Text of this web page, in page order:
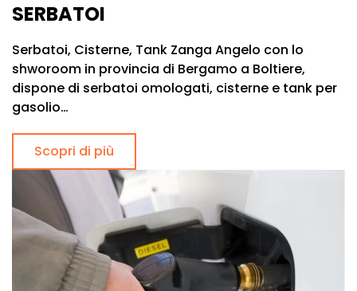
SERBATOI
Serbatoi, Cisterne, Tank Zanga Angelo con lo
shworoom in provincia di Bergamo a Boltiere,
dispone di serbatoi omologati, cisterne e tank per
gasolio…
Scopri di più